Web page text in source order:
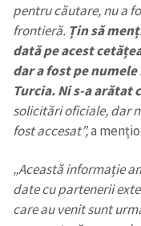
pentru căutare, nu a
frontieră. Țin să
dată pe acest
dar a fost pe
Turcia. Ni s-a arătat
solicitări oficiale, dar
fost accesat”,a
„Această informație
date cu partenerii
care au venit sunt